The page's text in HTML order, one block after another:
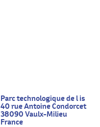
Parc technologique de l is
40 rue Antoine Condorcet
38090 Vaulx-Milieu
France